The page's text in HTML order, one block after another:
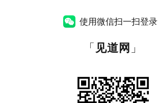
使用微信扫一扫登录
「 见道网 」